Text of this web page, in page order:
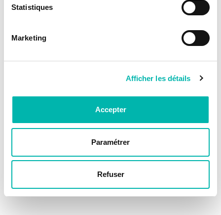
Statistiques
Marketing
Afficher les détails
Accepter
Paramétrer
Refuser